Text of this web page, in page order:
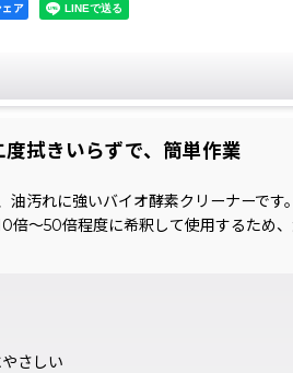
ア
拭きいらずで、簡単作業
油汚れに強いバイオ酵素クリーナーで
倍〜50倍程度に希釈して使用するため
さしい